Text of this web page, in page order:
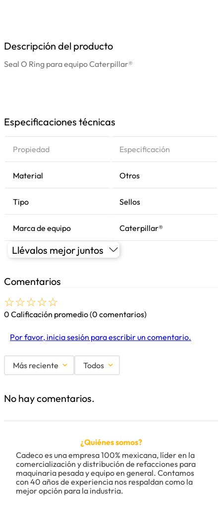
Descripción del producto
Seal O Ring para equipo Caterpillar®
Especificaciones técnicas
Propiedad Especificación
Material Otros
Tipo Sellos
Marca de equipo Caterpillar®
Llévalos mejor juntos
Comentarios
☆☆☆☆☆
0 Calificación promedio(0 comentarios)
Por favor, inicia sesión para escribir un comentario.
Más reciente Todos
No hay comentarios.
¿Quiénes somos?
Cadeco es una empresa 100% mexicana, líder en la
comercialización y distribución de refacciones para
maquinaria pesada y equipo en general. Contamos
con 40 años de experiencia nos respaldan como la
mejor opción para la industria.